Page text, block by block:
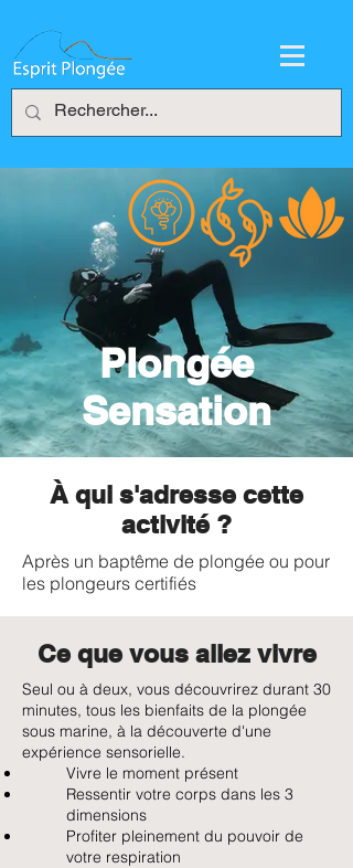
Plongée
Sensation
À qui s'adresse cette
activité ?
Après un baptême de plongée ou pour
les plongeurs certifiés
Ce que vous allez vivre
Seul ou à deux, vous découvrirez durant 30
minutes, tous les bienfaits de la plongée
sous marine, à la découverte d'une
expérience sensorielle.
Vivre le moment présent
Ressentir votre corps dans les 3
dimensions
Profiter pleinement du pouvoir de
votre respiration